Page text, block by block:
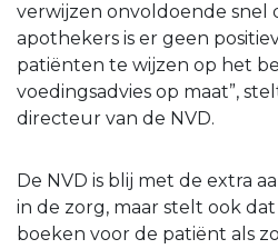
verwijzen onvoldoende snel
apothekers is er geen
patiënten te wijzen op het
voedingsadvies op maat”,
directeur van de NVD.
De NVD is blij met de extra
in de zorg, maar stelt ook
boeken voor de patiënt als